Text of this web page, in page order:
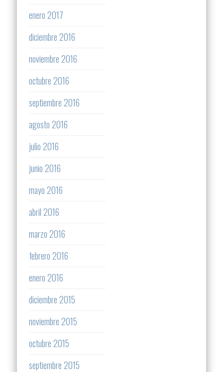
enero 2017
diciembre 2016
noviembre 2016
octubre 2016
septiembre 2016
agosto 2016
julio 2016
junio 2016
mayo 2016
abril 2016
marzo 2016
febrero 2016
enero 2016
diciembre 2015
noviembre 2015
octubre 2015
septiembre 2015